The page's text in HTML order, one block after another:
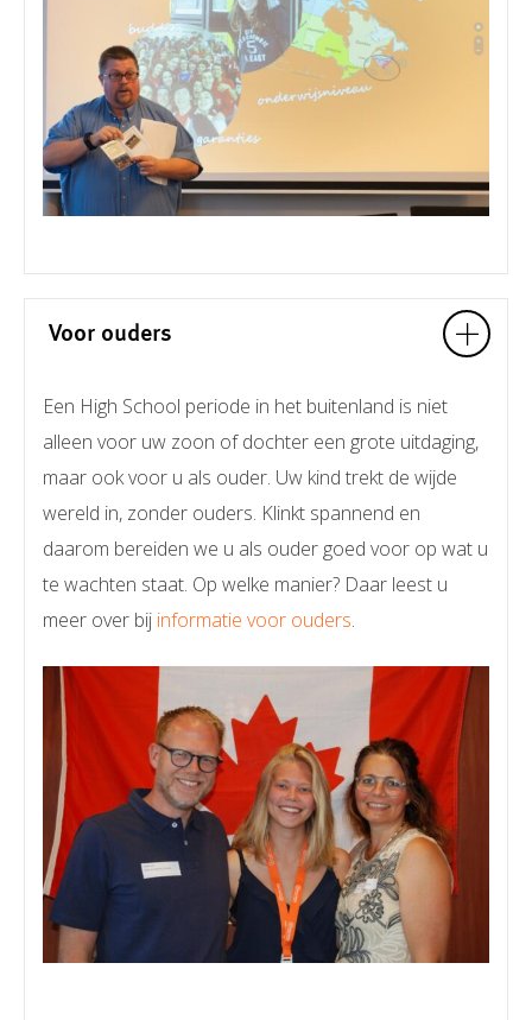
Voor ouders
Een High School periode in het buitenland is niet
alleen voor uw zoon of dochter een grote uitdaging,
maar ook voor u als ouder. Uw kind trekt de wijde
wereld in, zonder ouders. Klinkt spannend en
daarom bereiden we u als ouder goed voor op wat u
te wachten staat. Op welke manier? Daar leest u
meer over bij informatie voor ouders.